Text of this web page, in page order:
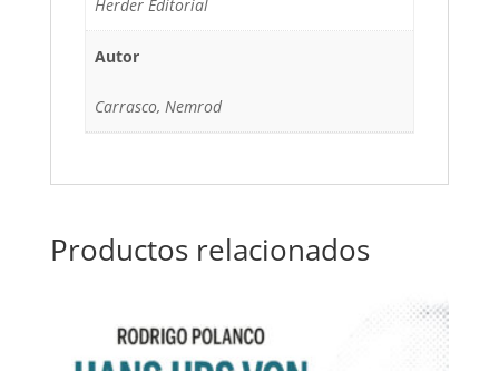
Herder Editorial
Autor
Carrasco, Nemrod
Productos relacionados